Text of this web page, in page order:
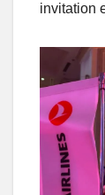
invitation